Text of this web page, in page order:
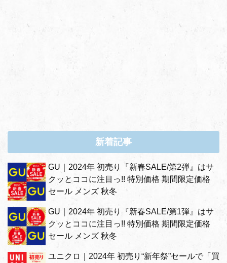
新着記事
GU｜2024年 初売り『新春SALE/第2弾』はサ
クッとココに注目っ!! 特別価格 期間限定価格
セール メンズ 秋冬
GU｜2024年 初売り『新春SALE/第1弾』はサ
クッとココに注目っ!! 特別価格 期間限定価格
セール メンズ 秋冬
ユニクロ｜2024年 初売り“新年祭”セールで「買